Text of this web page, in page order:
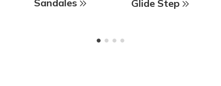
Sandales Glide Step